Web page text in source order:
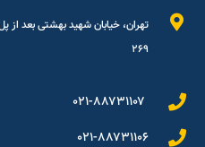
تهران، خیابان شهید بهشتی بعد از
۲۶۹
۰۲۱-۸۸۷۳۱۱۰۶